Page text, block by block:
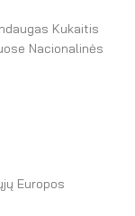
Kukaitis
Nacionalinės
Europos